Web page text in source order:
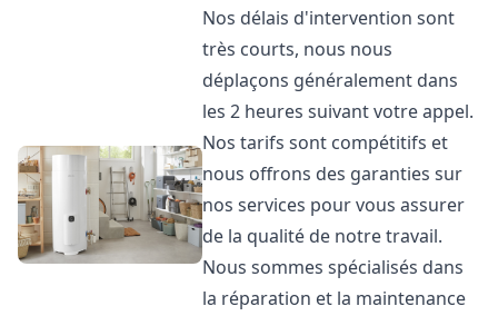
Nos délais d'intervention sont
très courts, nous nous
déplaçons généralement dans
les 2 heures suivant votre appel.
Nos tarifs sont compétitifs et
nous offrons des garanties sur
nos services pour vous assurer
de la qualité de notre travail.
Nous sommes spécialisés dans
la réparation et la maintenance